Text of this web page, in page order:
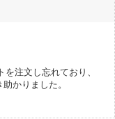
注文し忘れており、
かりました。